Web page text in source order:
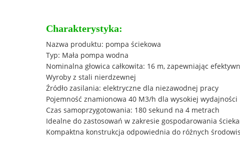
Charakterystyka:
Nazwa produktu: pompa ściekowa
Typ: Mała pompa wodna
Nominalna głowica całkowita: 16 m, zapewniając
Wyroby z stali nierdzewnej
Źródło zasilania: elektryczne dla niezawodnej pracy
Pojemność znamionowa 40 M3/h dla wysokiej wydajności
Czas samoprzygotowania: 180 sekund na 4 metrach
Idealne do zastosowań w zakresie gospodarowania
Kompaktna konstrukcja odpowiednia do różnych